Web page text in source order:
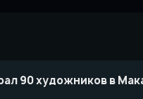
90 художников в